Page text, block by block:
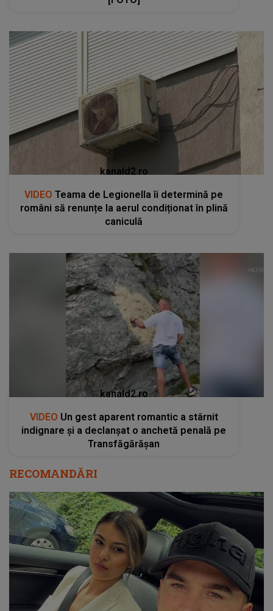
kanald2.ro
VIDEO Teama de Legionella îi determină pe
români să renunțe la aerul condiționat în plină
caniculă
kanald2.ro
VIDEO Un gest aparent romantic a stârnit
indignare și a declanșat o anchetă penală pe
Transfăgărășan
RECOMANDĂRI